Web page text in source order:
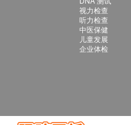
视力检查
听力检查
中医保健
儿童发展
企业体检